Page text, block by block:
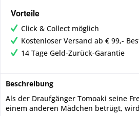
Vorteile
Click & Collect möglich
Kostenloser Versand ab € 99,-
14 Tage Geld-Zurück-Garantie
Beschreibung
Als der Draufgänger Tomoaki seine
einem anderen Mädchen betrügt,